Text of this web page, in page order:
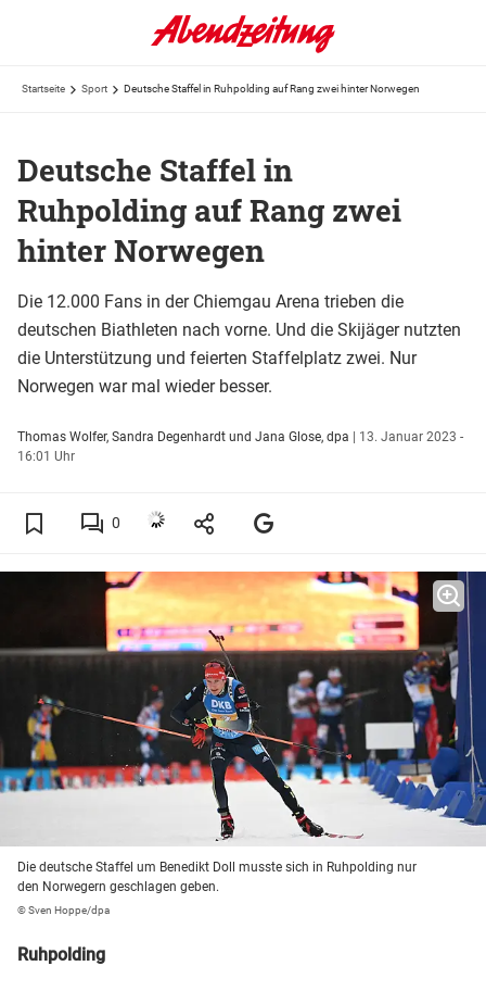
Startseite Sport Deutsche Staffel in Ruhpolding auf Rang zwei hinter Norwegen
Deutsche Staffel in
Ruhpolding auf Rang zwei
hinter Norwegen
Die 12.000 Fans in der Chiemgau Arena trieben die
deutschen Biathleten nach vorne. Und die Skijäger nutzten
die Unterstützung und feierten Staffelplatz zwei. Nur
Norwegen war mal wieder besser.
Thomas Wolfer, Sandra Degenhardt und Jana Glose, dpa | 13. Januar 2023 -
16:01 Uhr
0
Die deutsche Staffel um Benedikt Doll musste sich in Ruhpolding nur
den Norwegern geschlagen geben.
© Sven Hoppe/dpa
Ruhpolding